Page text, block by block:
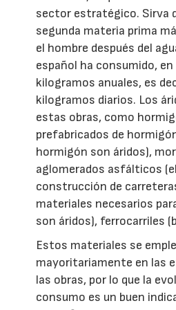
sector estratégico. Sirva
segunda materia prima
el hombre después del
español ha consumido,
kilogramos anuales, es
kilogramos diarios. Los
estas obras, como
prefabricados de
hormigón son áridos),
aglomerados asfálticos
construcción de
materiales necesarios
son áridos), ferrocarriles
Estos materiales se
mayoritariamente en las
las obras, por lo que la
consumo es un buen